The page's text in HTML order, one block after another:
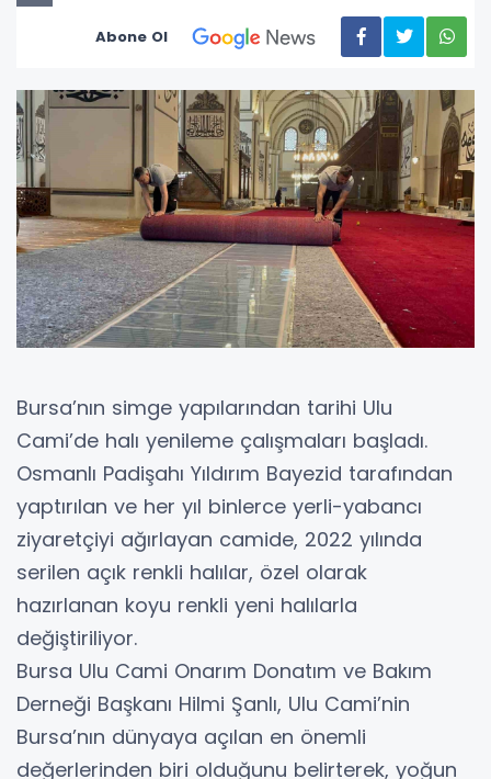
Abone Ol
Bursa’nın simge yapılarından tarihi Ulu
Cami’de halı yenileme çalışmaları başladı.
Osmanlı Padişahı Yıldırım Bayezid tarafından
yaptırılan ve her yıl binlerce yerli-yabancı
ziyaretçiyi ağırlayan camide, 2022 yılında
serilen açık renkli halılar, özel olarak
hazırlanan koyu renkli yeni halılarla
değiştiriliyor.
Bursa Ulu Cami Onarım Donatım ve Bakım
Derneği Başkanı Hilmi Şanlı, Ulu Cami’nin
Bursa’nın dünyaya açılan en önemli
değerlerinden biri olduğunu belirterek, yoğun